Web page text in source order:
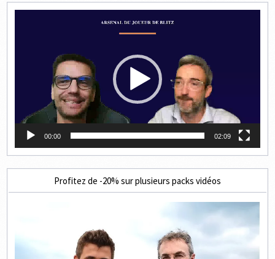
00:00 02:09
Profitez de -20% sur plusieurs packs vidéos